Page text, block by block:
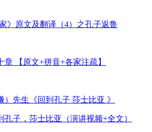
家》原文及翻译（4）之孔子返鲁
章 【原文+拼音+各家注疏】
孔子，莎士比亚（演讲视频+全文）